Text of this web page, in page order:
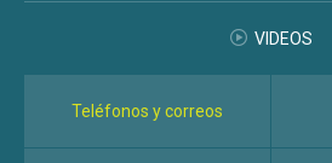
VIDEOS
Teléfonos y correos